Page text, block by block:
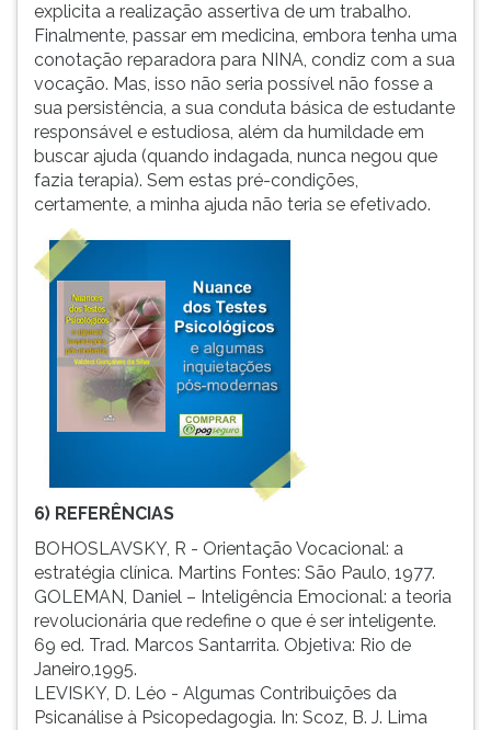
explicita a realização assertiva de um trabalho.
Finalmente, passar em medicina, embora tenha uma
conotação reparadora para NINA, condiz com a sua
vocação. Mas, isso não seria possível não fosse a
sua persistência, a sua conduta básica de estudante
responsável e estudiosa, além da humildade em
buscar ajuda (quando indagada, nunca negou que
fazia terapia). Sem estas pré-condições,
certamente, a minha ajuda não teria se efetivado.
6) REFERÊNCIAS
BOHOSLAVSKY, R - Orientação Vocacional: a
estratégia clínica. Martins Fontes: São Paulo, 1977.
GOLEMAN, Daniel – Inteligência Emocional: a teoria
revolucionária que redefine o que é ser inteligente.
69 ed. Trad. Marcos Santarrita. Objetiva: Rio de
Janeiro,1995.
LEVISKY, D. Léo - Algumas Contribuições da
Psicanálise à Psicopedagogia. In: Scoz, B. J. Lima